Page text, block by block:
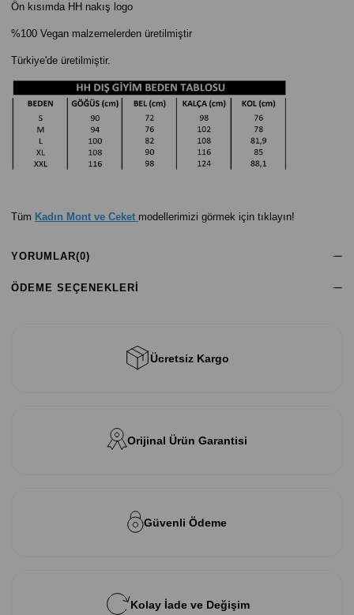
Ön kısımda HH nakış logo
%100 Vegan malzemelerden üretilmiştir
Türkiye'de üretilmiştir.
Tüm Kadın Mont ve Ceket modellerimizi görmek için tıklayın!
YORUMLAR(0)
ÖDEME SEÇENEKLERI
Ücretsiz Kargo
Orijinal Ürün Garantisi
Güvenli Ödeme
Kolay İade ve Değişim